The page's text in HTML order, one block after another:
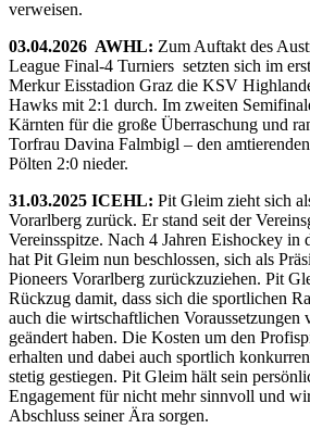
verweisen.
03.04.2026 AWHL: Zum Auftakt des
League Final-4 Turniers setzten sich im
Merkur Eisstadion Graz die KSV
Hawks mit 2:1 durch. Im zweiten
Kärnten für die große Überraschung und
Torfrau Davina Falmbigl – den
Pölten 2:0 nieder.
31.03.2025 ICEHL: Pit Gleim zieht sich
Vorarlberg zurück. Er stand seit der
Vereinsspitze. Nach 4 Jahren Eishockey in
hat Pit Gleim nun beschlossen, sich als
Pioneers Vorarlberg zurückzuziehen. Pit
Rückzug damit, dass sich die sportlichen
auch die wirtschaftlichen Voraussetzungen
geändert haben. Die Kosten um den
erhalten und dabei auch sportlich
stetig gestiegen. Pit Gleim hält sein
Engagement für nicht mehr sinnvoll und
Abschluss seiner Ära sorgen.